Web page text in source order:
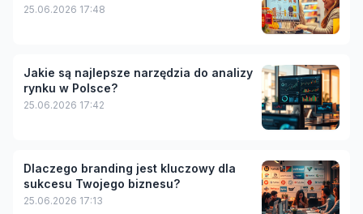
25.06.2026 17:48
Jakie są najlepsze narzędzia do analizy
rynku w Polsce?
25.06.2026 17:42
Dlaczego branding jest kluczowy dla
sukcesu Twojego biznesu?
25.06.2026 17:13